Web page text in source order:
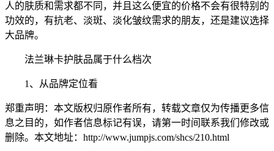
人的肤质和需求都不同，并且这么便宜的价格不会有很特别的
功效的，有抗老、淡斑、淡化皱纹需求的朋友，还是建议选择
大品牌。
法兰琳卡护肤品属于什么档次
1、从品牌定位看
郑重声明：本文版权归原作者所有，转载文章仅为传播更多信
息之目的，如作者信息标记有误，请第一时间联系我们修改或
删除。本文地址：http://www.jumpjs.com/shcs/210.html